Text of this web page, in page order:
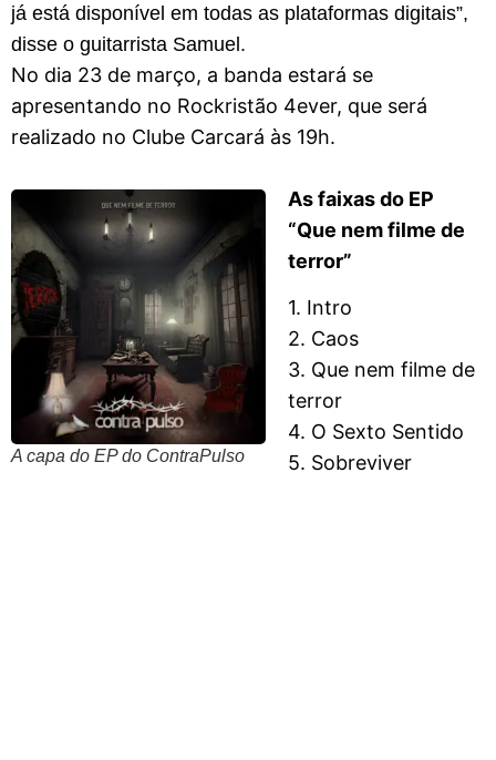
já está disponível em todas as plataformas digitais”,
disse o guitarrista Samuel.
No dia 23 de março, a banda estará se
apresentando no Rockristão 4ever, que será
realizado no Clube Carcará às 19h.
A capa do EP do ContraPulso
As faixas do EP
“Que nem filme de
terror”
1. Intro
2. Caos
3. Que nem filme de
terror
4. O Sexto Sentido
5. Sobreviver